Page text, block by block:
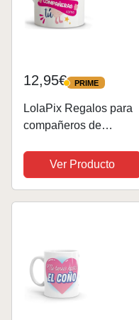
12,95€ PRIME
PRIME
LolaPix Regalos para
compañeros de
originales para regalar.
Regalo compañera
trabajo. Regalo amiga.
Ver Producto